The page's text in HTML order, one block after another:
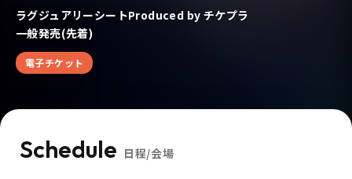
ラグジュアリーシートProduced by チケプラ
一般発売(先着)
電子チケット
Schedule 日程/会場